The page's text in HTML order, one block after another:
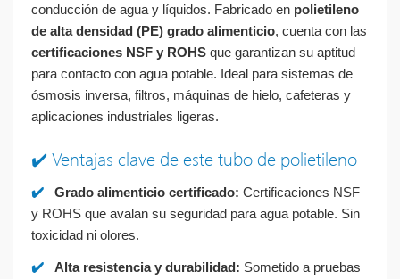
conducción de agua y líquidos. Fabricado en polietileno
de alta densidad (PE) grado alimenticio, cuenta con las
certificaciones NSF y ROHS que garantizan su aptitud
para contacto con agua potable. Ideal para sistemas de
ósmosis inversa, filtros, máquinas de hielo, cafeteras y
aplicaciones industriales ligeras.
✔️ Ventajas clave de este tubo de polietileno
✔️ Grado alimenticio certificado: Certificaciones NSF
y ROHS que avalan su seguridad para agua potable. Sin
toxicidad ni olores.
✔️ Alta resistencia y durabilidad: Sometido a pruebas